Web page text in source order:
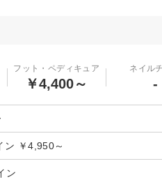
フット・ペディキュア
￥4,400～
ネイル
-
ン ￥4,950～
ン